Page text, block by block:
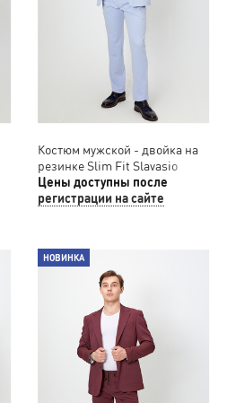
Костюм мужской - двойка на
резинке Slim Fit Slavasio
42/01
Цены доступны после
регистрации на сайте
НОВИНКА